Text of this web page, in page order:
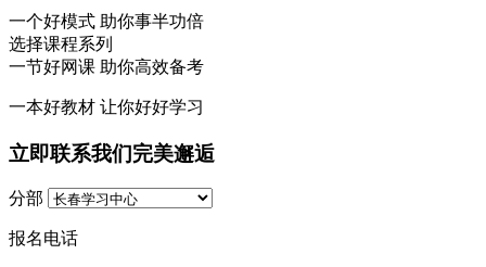
一个好模式 助你事半功倍
选择课程系列
一节好网课 助你高效备考
一本好教材 让你好好学习
立即联系我们完美邂逅
分部
报名电话